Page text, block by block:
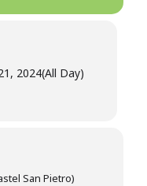
2024(All Day)
San Pietro)